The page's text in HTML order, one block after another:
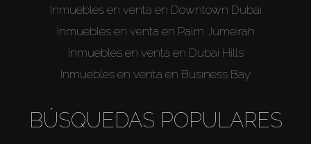
Inmuebles en venta en Downtown Dubai
Inmuebles en venta en Palm Jumeirah
Inmuebles en venta en Dubai Hills
Inmuebles en venta en Business Bay
BÚSQUEDAS POPULARES